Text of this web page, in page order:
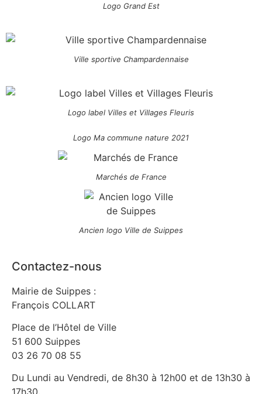
Logo Grand Est
Ville sportive Champardennaise
Logo label Villes et Villages Fleuris
Logo Ma commune nature 2021
Marchés de France
Ancien logo Ville de Suippes
Contactez-nous
Mairie de Suippes :
François COLLART
Place de l’Hôtel de Ville
51 600 Suippes
03 26 70 08 55
Du Lundi au Vendredi, de 8h30 à 12h00 et de 13h30 à